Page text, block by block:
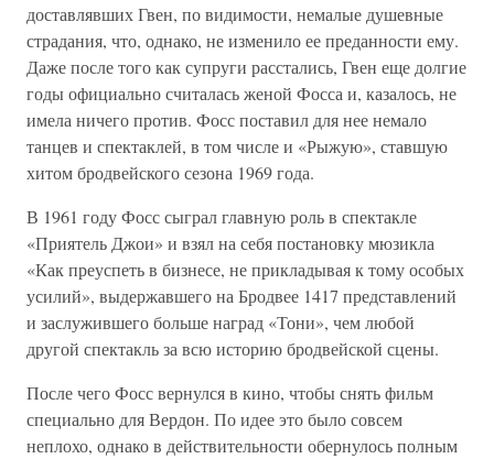
доставлявших Гвен, по видимости, немалые душевные
страдания, что, однако, не изменило ее преданности ему.
Даже после того как супруги расстались, Гвен еще долгие
годы официально считалась женой Фосса и, казалось, не
имела ничего против. Фосс поставил для нее немало
танцев и спектаклей, в том числе и «Рыжую», ставшую
хитом бродвейского сезона 1969 года.
В 1961 году Фосс сыграл главную роль в спектакле
«Приятель Джои» и взял на себя постановку мюзикла
«Как преуспеть в бизнесе, не прикладывая к тому особых
усилий», выдержавшего на Бродвее 1417 представлений
и заслужившего больше наград «Тони», чем любой
другой спектакль за всю историю бродвейской сцены.
После чего Фосс вернулся в кино, чтобы снять фильм
специально для Вердон. По идее это было совсем
неплохо, однако в действительности обернулось полным